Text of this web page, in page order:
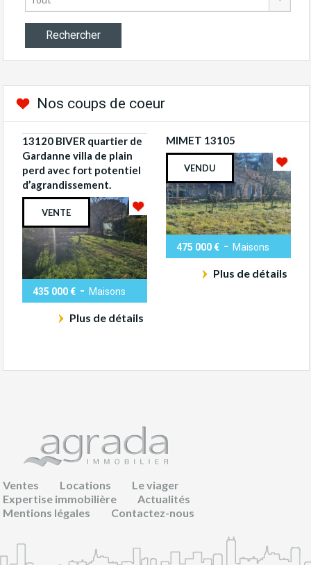
Nos coups de coeur
13120 BIVER quartier de
Gardanne villa de plain
perd avec fort potentiel
d’agrandissement.
VENTE
435 000 € - Maisons
Plus de détails
MIMET 13105
VENDU
475 000 € - Maisons
Plus de détails
Ventes Locations
Le viager
Expertise immobilière
Actualités
Mentions légales
Contactez-nous